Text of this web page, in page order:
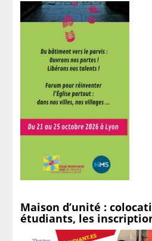
Maison d’unité :
étudiants, les